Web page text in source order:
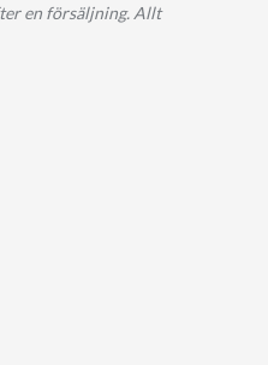
en försäljning. Allt